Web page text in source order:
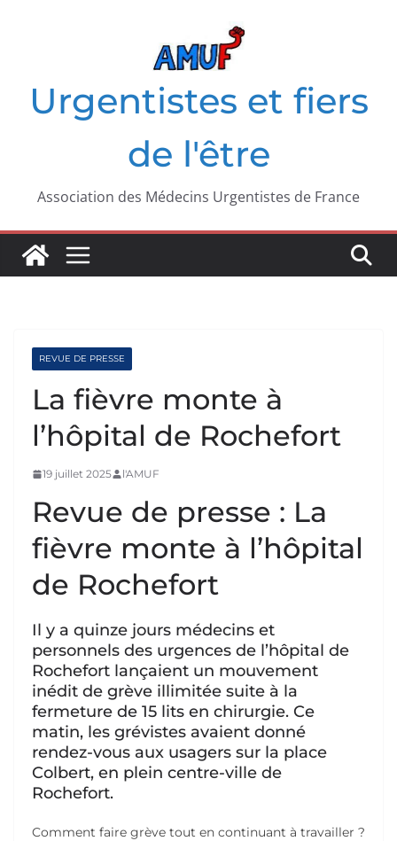
Urgentistes et fiers
de l'être
Association des Médecins Urgentistes de France
REVUE DE PRESSE
La fièvre monte à
l’hôpital de Rochefort
19 juillet 2025 l'AMUF
Revue de presse : La
fièvre monte à l’hôpital
de Rochefort
Il y a quinze jours médecins et
personnels des urgences de l’hôpital de
Rochefort lançaient un mouvement
inédit de grève illimitée suite à la
fermeture de 15 lits en chirurgie. Ce
matin, les grévistes avaient donné
rendez-vous aux usagers sur la place
Colbert, en plein centre-ville de
Rochefort.
Comment faire grève tout en continuant à travailler ?